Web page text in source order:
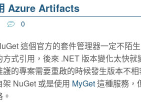
Azure Artifacts
0
這個官方的套件管理器一定不陌
式引用，後來 .NET 版本變化太快
的專案需要重啟的時候發生版本不
NuGet 或是使用 MyGet這種服務，